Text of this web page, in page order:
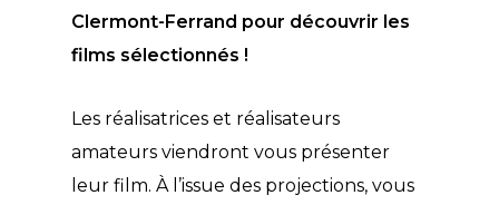
Clermont-Ferrand pour découvrir les
films sélectionnés !
Les réalisatrices et réalisateurs
amateurs viendront vous présenter
leur film. À l’issue des projections, vous